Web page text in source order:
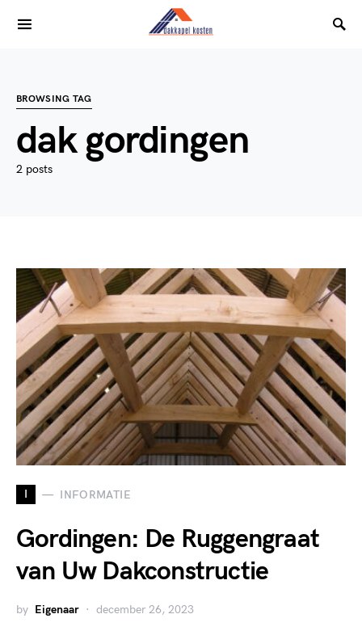
BROWSING TAG
dak gordingen
2 posts
I INFORMATIE
Gordingen: De Ruggengraat
van Uw Dakconstructie
by Eigenaar december 26, 2023